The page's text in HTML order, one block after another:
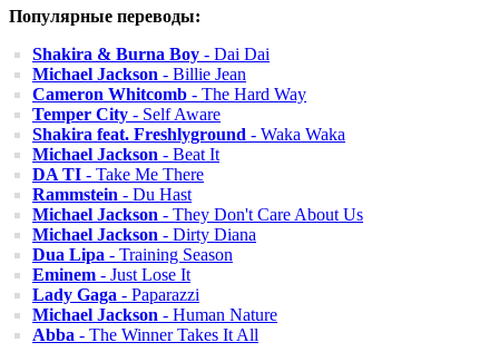
Популярные переводы:
Shakira & Burna Boy - Dai Dai
Michael Jackson - Billie Jean
Cameron Whitcomb - The Hard Way
Temper City - Self Aware
Shakira feat. Freshlyground - Waka Waka
Michael Jackson - Beat It
DA TI - Take Me There
Rammstein - Du Hast
Michael Jackson - They Don't Care About Us
Michael Jackson - Dirty Diana
Dua Lipa - Training Season
Eminem - Just Lose It
Lady Gaga - Paparazzi
Michael Jackson - Human Nature
Abba - The Winner Takes It All